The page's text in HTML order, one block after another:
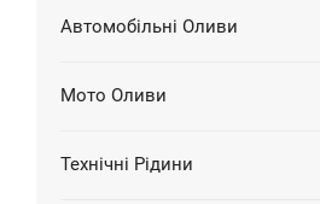
Автомобільні Оливи
Мото Оливи
Технічні Рідини